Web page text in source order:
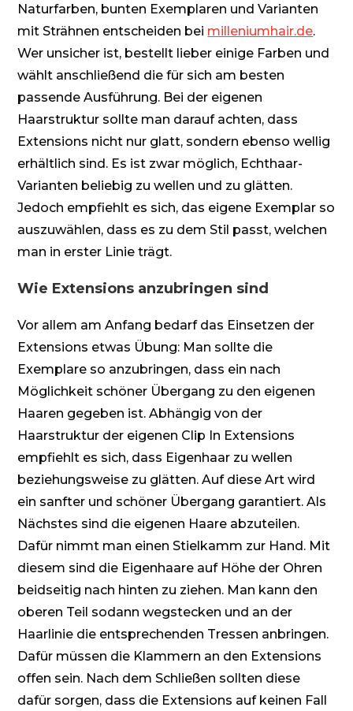
Naturfarben, bunten Exemplaren und Varianten
mit Strähnen entscheiden bei milleniumhair.de.
Wer unsicher ist, bestellt lieber einige Farben und
wählt anschließend die für sich am besten
passende Ausführung. Bei der eigenen
Haarstruktur sollte man darauf achten, dass
Extensions nicht nur glatt, sondern ebenso wellig
erhältlich sind. Es ist zwar möglich, Echthaar-
Varianten beliebig zu wellen und zu glätten.
Jedoch empfiehlt es sich, das eigene Exemplar so
auszuwählen, dass es zu dem Stil passt, welchen
man in erster Linie trägt.
Wie Extensions anzubringen sind
Vor allem am Anfang bedarf das Einsetzen der
Extensions etwas Übung: Man sollte die
Exemplare so anzubringen, dass ein nach
Möglichkeit schöner Übergang zu den eigenen
Haaren gegeben ist. Abhängig von der
Haarstruktur der eigenen Clip In Extensions
empfiehlt es sich, dass Eigenhaar zu wellen
beziehungsweise zu glätten. Auf diese Art wird
ein sanfter und schöner Übergang garantiert. Als
Nächstes sind die eigenen Haare abzuteilen.
Dafür nimmt man einen Stielkamm zur Hand. Mit
diesem sind die Eigenhaare auf Höhe der Ohren
beidseitig nach hinten zu ziehen. Man kann den
oberen Teil sodann wegstecken und an der
Haarlinie die entsprechenden Tressen anbringen.
Dafür müssen die Klammern an den Extensions
offen sein. Nach dem Schließen sollten diese
dafür sorgen, dass die Extensions auf keinen Fall